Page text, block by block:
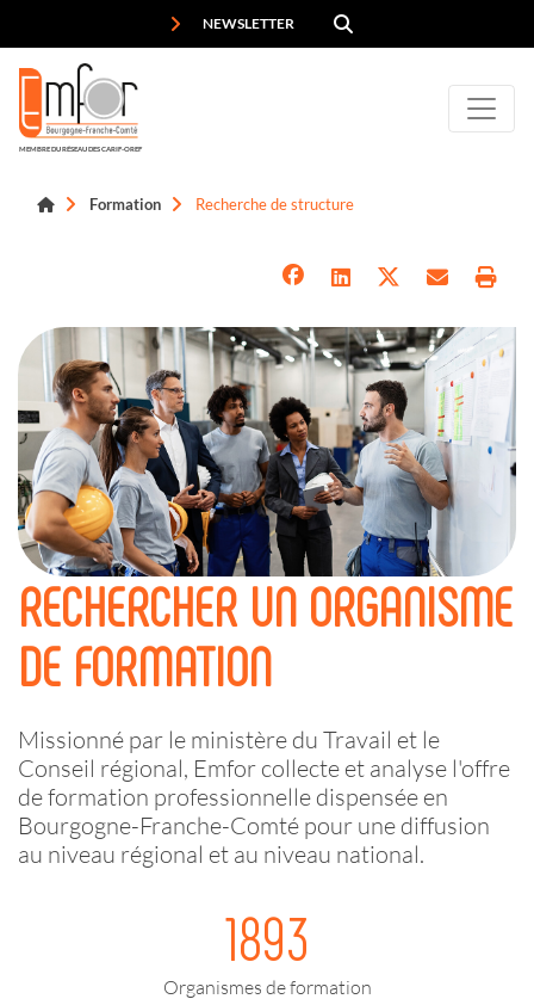
NEWSLETTER
MEMBRE DU RÉSEAU DES CARIF-OREF
Formation Recherche de structure
RECHERCHER UN ORGANISME
DE FORMATION
Missionné par le ministère du Travail et le
Conseil régional, Emfor collecte et analyse l'offre
de formation professionnelle dispensée en
Bourgogne-Franche-Comté pour une diffusion
au niveau régional et au niveau national.
1893
Organismes de formation
Panneau de gestion des cookies